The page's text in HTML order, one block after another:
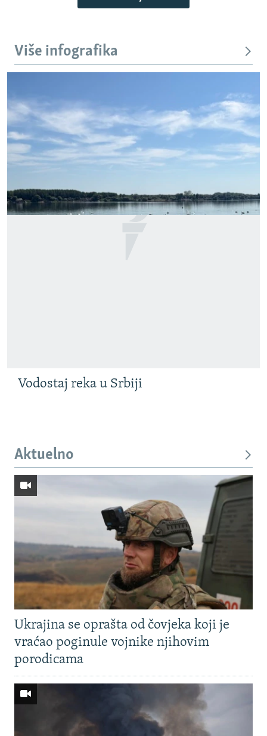
Više infografika
Vodostaj reka u Srbiji
Aktuelno
Ukrajina se oprašta od čovjeka koji je
vraćao poginule vojnike njihovim
porodicama